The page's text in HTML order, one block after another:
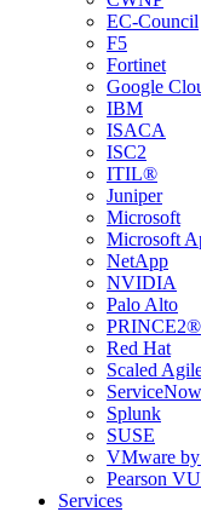
EC-Council
F5
Fortinet
Google
IBM
ISACA
ISC2
ITIL®
Juniper
Microsoft
Microsoft
NetApp
NVIDIA
Palo Alto
PRINCE2®
Red Hat
Scaled
ServiceNow
Splunk
SUSE
VMware
Pearson
Services